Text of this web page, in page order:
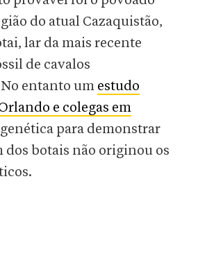
do atual Cazaquistão,
lar da mais recente
de cavalos
entanto um estudo
e colegas em
para demonstrar
dos botais não originou os